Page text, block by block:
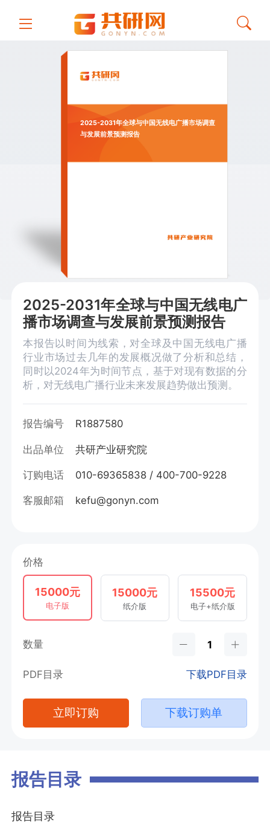
2025-2031年全球与中国无线电广播市场调查
与发展前景预测报告
2025-2031年全球与中国无线电广
播市场调查与发展前景预测报告
本报告以时间为线索，对全球及中国无线电广播
行业市场过去几年的发展概况做了分析和总结，
同时以2024年为时间节点，基于对现有数据的分
析，对无线电广播行业未来发展趋势做出预测。
报告编号 R1887580
出品单位 共研产业研究院
订购电话 010-69365838 / 400-700-9228
客服邮箱 kefu@gonyn.com
价格
15000元
电子版
15000元
纸介版
15500元
电子+纸介版
数量
PDF目录 下载PDF目录
立即订购 下载订购单
报告目录
报告目录